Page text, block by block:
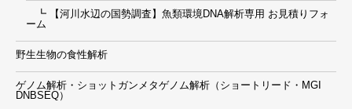
┗ 【河川水辺の国勢調査】魚類環境DNA解析専用 お見積りフォ
ーム
野生生物の食性解析
ゲノム解析・ショットガンメタゲノム解析（ショートリード・MGI
DNBSEQ）